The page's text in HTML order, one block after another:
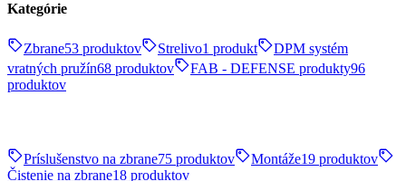
Kategórie
Zbrane53 produktov Strelivo1 produkt
DPM systém
vratných pružín68 produktov FAB - DEFENSE produkty96
produktov
Príslušenstvo na zbrane75 produktov Montáže19 produktov
Čistenie na zbrane18 produktov